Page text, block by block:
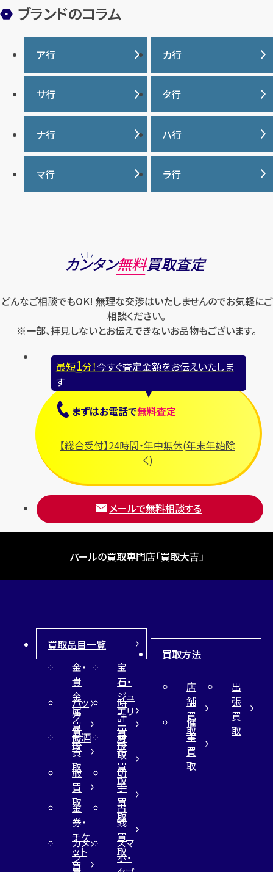
ブランドのコラム
ア行
IWC
ヴァシュロンコンスタンタ
ン
ウブロ
エルメス
オーデマ ピゲ
カ行
カナダグース
カルティエ
グッチ
クロムハーツ
ケイト・スペード
サ行
サマンサタバサ
ジーショック
ジャガー・ルクルト
スウォッチ
ゼニス
セリーヌ
タ行
タグ・ホイヤー
ディオール
ティファニー
ナ行
ナイキ
ハ行
バーバリー
バカラ
ハリー・ウィンストン
フェラガモ
フェンディ
ブライトリング
プラダ
フランク ミュラー
ブレゲ
マ行 ラ行
ロエベ
ロンジン
カンタン無料買取査定
どんなご相談でもOK! 無理な交渉はいたしませんのでお気軽にご
相談ください。
※一部、拝見しないとお伝えできないお品物もございます。
最短1分！今すぐ査定金額をお伝えいたしま
す
まずはお電話で無料査定
【総合受付】24時間・年中無休(年末年始除
く)
メールで無料相談する
パールの買取専門店「買取大吉」
買取品目一覧
金・
貴
金
属
買
取
宝
石・
ジュ
エリ
ー
買
取
バッ
グ
買
取
時
計
買
取
お酒
買
取
財
布
買
取
服
買
取
切
手
買
取
金
券・
チケ
ット
買
古
銭
買
取
カメ
ラ
スマ
ホ・
買取方法
店
舗
買
取
出
張
買
取
催
事
買
取